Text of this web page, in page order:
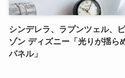
シンデレラ、ラプンツェル、
ゾン ディズニー「光りが揺ら
パネル」